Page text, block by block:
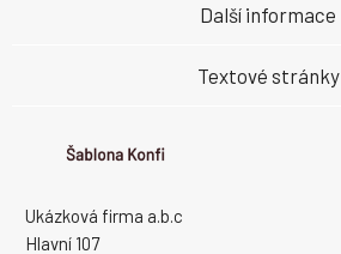
Ukázková firma a.b.c
Hlavní 107
Další informace
Textové stránky